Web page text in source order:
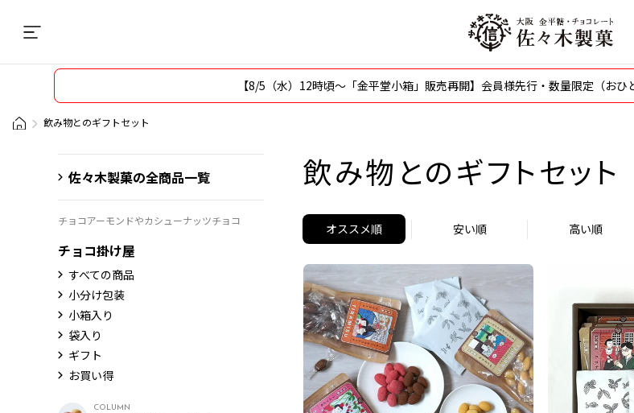
【8/5（水）12時頃〜「金平堂小箱」販売再開】会員様先行・数量限定（お
飲み物とのギフトセット
飲み物とのギフトセット
オススメ順 安い順 高い順
佐々木製菓の全商品一覧
チョコアーモンドやカシューナッツチョコ
チョコ掛け屋
すべての商品
小分け包装
小箱入り
袋入り
ギフト
お買い得
COLUMN